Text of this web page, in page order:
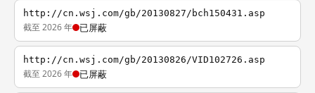
http://cn.wsj.com/gb/20130827/bch150431.asp
截至 2026 年 已屏蔽
http://cn.wsj.com/gb/20130826/VID102726.asp
截至 2026 年 已屏蔽